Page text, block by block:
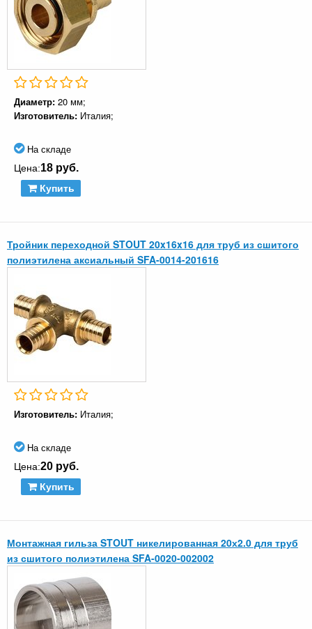
Диаметр: 20 мм;
Изготовитель: Италия;
На складе
Цена:18 руб.
Купить
Тройник переходной STOUT 20x16x16 для труб из сшитого
полиэтилена аксиальный SFA-0014-201616
Изготовитель: Италия;
На складе
Цена:20 руб.
Купить
Монтажная гильза STOUT никелированная 20х2.0 для труб
из сшитого полиэтилена SFA-0020-002002